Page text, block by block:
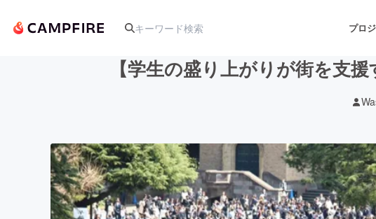
プロ
アート・写真 音楽
テクノロジー・ガジェット ゲーム・
【学生の盛り上がりが街を支